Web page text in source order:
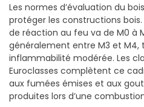
Les normes d’évaluation du
protéger les constructions
de réaction au feu va de M0 à
généralement entre M3 et M4,
inflammabilité modérée. Les
Euroclasses complètent ce
aux fumées émises et aux
produites lors d’une